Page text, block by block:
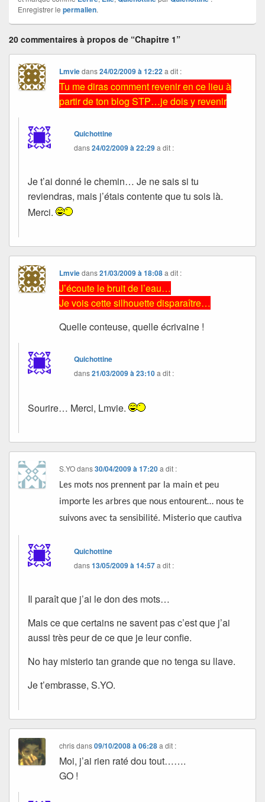
Enregistrer le permalien.
20 commentaires à propos de “Chapitre 1”
Lmviedans24/02/2009 à 12:22 a dit :
Tu me diras comment revenir en ce lieu à
partir de ton blog STP…je dois y revenir
Quichottine
dans24/02/2009 à 22:29a dit :
Je t’ai donné le chemin… Je ne sais si tu
reviendras, mais j’étais contente que tu sois là.
Merci.
Lmviedans21/03/2009 à 18:08 a dit :
J’écoute le bruit de l’eau…
Je vois cette silhouette disparaître…
Quelle conteuse, quelle écrivaine !
Quichottine
dans21/03/2009 à 23:10a dit :
Sourire… Merci, Lmvie.
S.YOdans30/04/2009 à 17:20 a dit :
Les mots nos prennent par la main et peu
importe les arbres que nous entourent… nous te
suivons avec ta sensibilité. Misterio que cautiva
Quichottine
dans13/05/2009 à 14:57a dit :
Il paraît que j’ai le don des mots…
Mais ce que certains ne savent pas c’est que j’ai
aussi très peur de ce que je leur confie.
No hay misterio tan grande que no tenga su llave.
Je t’embrasse, S.YO.
chrisdans09/10/2008 à 06:28 a dit :
Moi, j’ai rien raté dou tout…….
GO !